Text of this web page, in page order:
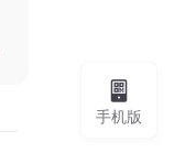
手机版